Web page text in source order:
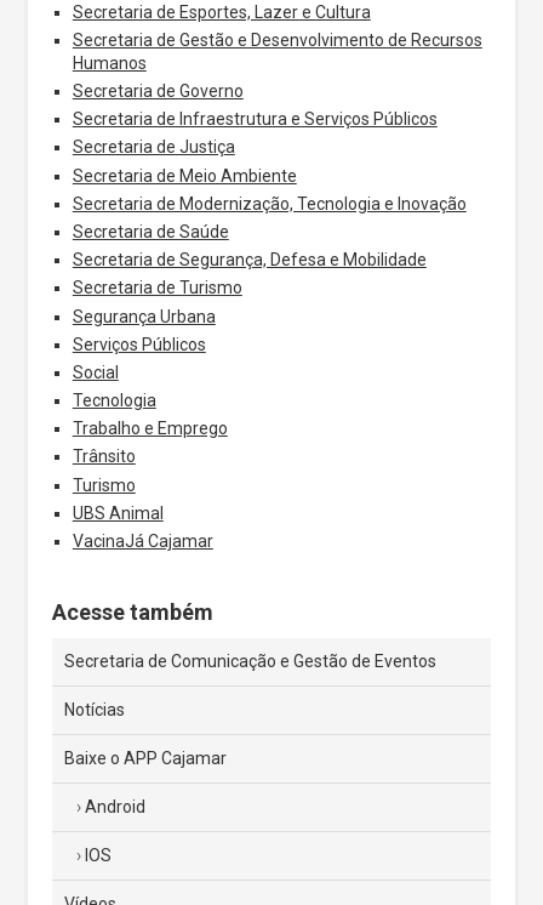
Secretaria de Esportes, Lazer e Cultura
Secretaria de Gestão e Desenvolvimento de Recursos
Humanos
Secretaria de Governo
Secretaria de Infraestrutura e Serviços Públicos
Secretaria de Justiça
Secretaria de Meio Ambiente
Secretaria de Modernização, Tecnologia e Inovação
Secretaria de Saúde
Secretaria de Segurança, Defesa e Mobilidade
Secretaria de Turismo
Segurança Urbana
Serviços Públicos
Social
Tecnologia
Trabalho e Emprego
Trânsito
Turismo
UBS Animal
VacinaJá Cajamar
Acesse também
Secretaria de Comunicação e Gestão de Eventos
Notícias
Baixe o APP Cajamar
Android
IOS